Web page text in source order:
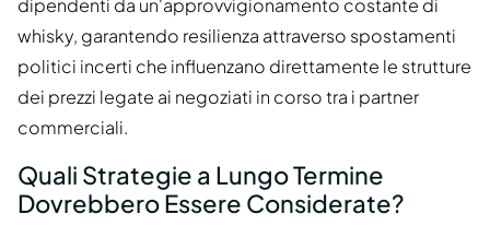
whisky, garantendo resilienza attraverso spostamenti
politici incerti che influenzano direttamente le strutture
dei prezzi legate ai negoziati in corso tra i partner
commerciali.
Quali Strategie a Lungo Termine
Dovrebbero Essere Considerate?